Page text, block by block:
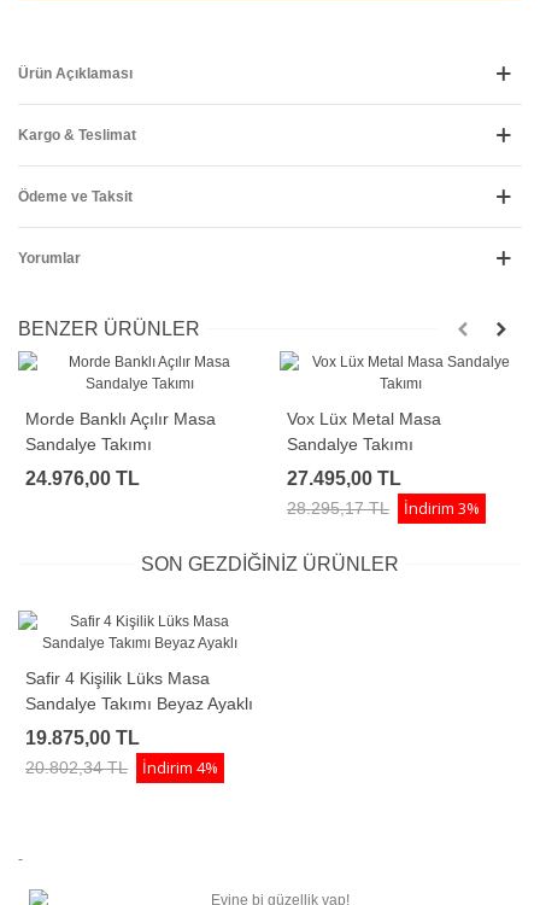
Ürün Açıklaması
Kargo & Teslimat
Ödeme ve Taksit
Yorumlar
BENZER ÜRÜNLER
Morde Banklı Açılır Masa
Sandalye Takımı
24.976,00 TL
Vox Lüx Metal Masa
Sandalye Takımı
27.495,00 TL
28.295,17 TL İndirim 3%
SON GEZDIĞINIZ ÜRÜNLER
Safir 4 Kişilik Lüks Masa
Sandalye Takımı Beyaz Ayaklı
19.875,00 TL
20.802,34 TL İndirim 4%
-